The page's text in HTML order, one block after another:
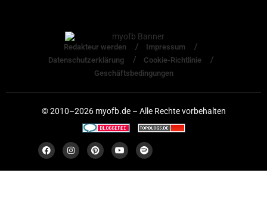
Redakteur werden
Impressum
Datenschutzerklärung
Cookie-Richtlinie
Geschäftsbedingungen
© 2010–2026 myofb.de – Alle Rechte vorbehalten